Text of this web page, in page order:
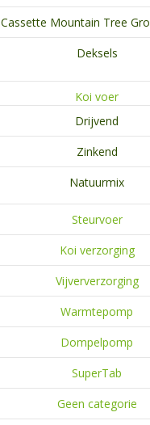
Cassette Mountain Tree
Deksels
Koi voer
Drijvend
Zinkend
Natuurmix
Steurvoer
Koi verzorging
Vijververzorging
Warmtepomp
Dompelpomp
SuperTab
Geen categorie